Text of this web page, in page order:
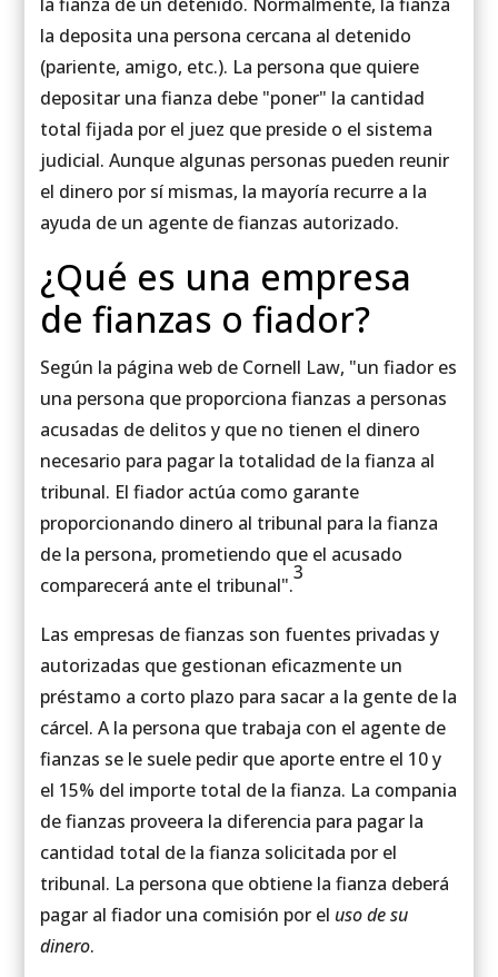
la fianza de un detenido. Normalmente, la fianza
la deposita una persona cercana al detenido
(pariente, amigo, etc.). La persona que quiere
depositar una fianza debe "poner" la cantidad
total fijada por el juez que preside o el sistema
judicial. Aunque algunas personas pueden reunir
el dinero por sí mismas, la mayoría recurre a la
ayuda de un agente de fianzas autorizado.
¿Qué es una empresa
de fianzas o fiador?
Según la página web de Cornell Law, "un fiador es
una persona que proporciona fianzas a personas
acusadas de delitos y que no tienen el dinero
necesario para pagar la totalidad de la fianza al
tribunal. El fiador actúa como garante
proporcionando dinero al tribunal para la fianza
de la persona, prometiendo que el acusado
comparecerá ante el tribunal".
3
Las empresas de fianzas son fuentes privadas y
autorizadas que gestionan eficazmente un
préstamo a corto plazo para sacar a la gente de la
cárcel. A la persona que trabaja con el agente de
fianzas se le suele pedir que aporte entre el 10 y
el 15% del importe total de la fianza. La compania
de fianzas proveera la diferencia para pagar la
cantidad total de la fianza solicitada por el
tribunal. La persona que obtiene la fianza deberá
pagar al fiador una comisión por el uso de su
dinero.